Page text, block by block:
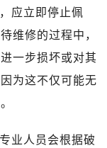
沈阳市沈河区中街路137号亨得利名表维修授权店1楼（需提前预约）
沈阳市沈河区中街路83号亨得利名表维修授权店1楼（需提前预约）
乌鲁木齐市天山区红山路26号时代广场（CCMALL）C座17层17-B（需提前预约）
温州市鹿城区锦绣路1067号置信广场10层1015室（需提前预约）
佛山市禅城区季华五路57号万科金融中心C座12层1205室（需提前预约）
应立即停止佩
维修的过程中，
一步损坏或对其
为这不仅可能无
业人员会根据破